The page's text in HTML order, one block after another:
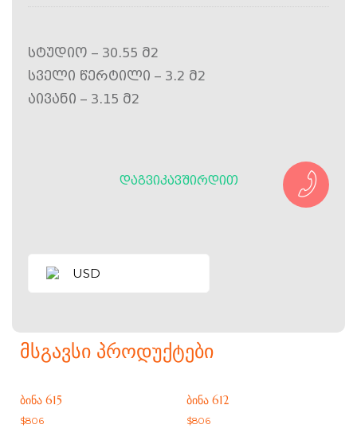
სტუდიო – 30.55 მ2
სველი წერტილი – 3.2 მ2
აივანი – 3.15 მ2
ᲓᲐᲒᲕᲘᲙᲐᲕᲨᲘᲠᲓᲘᲗ
USD
ᲛᲡᲒᲐᲕᲡᲘ ᲞᲠᲝᲓᲣᲥᲢᲔᲑᲘ
ᲑᲘᲜᲐ 615
$806
ᲑᲘᲜᲐ 612
$806